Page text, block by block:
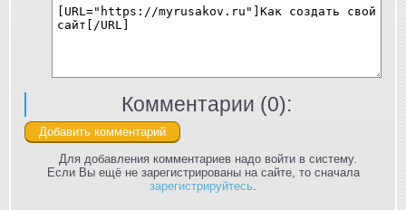
Комментарии (0):
Для добавления комментариев надо войти в систему.
Если Вы ещё не зарегистрированы на сайте, то сначала
зарегистрируйтесь.